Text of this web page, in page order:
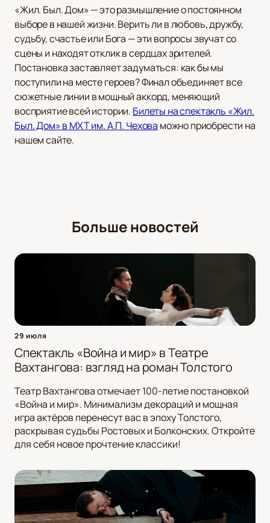
«Жил. Был. Дом» — это размышление о постоянном
выборе в нашей жизни. Верить ли в любовь, дружбу,
судьбу, счастье или Бога — эти вопросы звучат со
сцены и находят отклик в сердцах зрителей.
Постановка заставляет задуматься: как бы мы
поступили на месте героев? Финал объединяет все
сюжетные линии в мощный аккорд, меняющий
восприятие всей истории. Билеты на спектакль «Жил.
Был. Дом» в МХТ им. А.П. Чехова можно приобрести на
нашем сайте.
Больше новостей
29 июля
Спектакль «Война и мир» в Театре
Вахтангова: взгляд на роман Толстого
Театр Вахтангова отмечает 100-летие постановкой
«Война и мир». Минимализм декораций и мощная
игра актёров перенесут вас в эпоху Толстого,
раскрывая судьбы Ростовых и Болконских. Откройте
для себя новое прочтение классики!